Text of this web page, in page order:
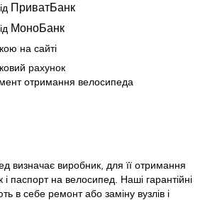
ПриватБанк
МоноБанк
на сайті
рахунок
отримання велосипеда
визначає виробник, для її отримання
паспорт на велосипед. Наші гарантійні
в себе ремонт або заміну вузлів і